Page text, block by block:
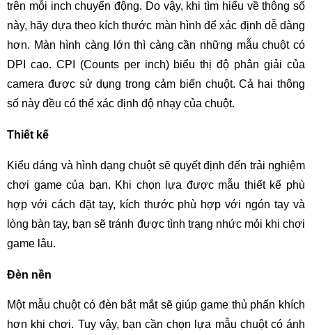
trên mỗi inch chuyển động. Do vậy, khi tìm hiểu về thông số
này, hãy dựa theo kích thước màn hình để xác định dễ dàng
hơn. Màn hình càng lớn thì càng cần những mẫu chuột có
DPI cao. CPI (Counts per inch) biểu thị độ phân giải của
camera được sử dụng trong cảm biến chuột. Cả hai thông
số này đều có thể xác định độ nhạy của chuột.
Thiết kế
Kiểu dáng và hình dạng chuột sẽ quyết định đến trải nghiệm
chơi game của bạn. Khi chọn lựa được mẫu thiết kế phù
hợp với cách đặt tay, kích thước phù hợp với ngón tay và
lòng bàn tay, bạn sẽ tránh được tình trạng nhức mỏi khi chơi
game lâu.
Đèn nền
Một mẫu chuột có đèn bắt mắt sẽ giúp game thủ phấn khích
hơn khi chơi. Tuy vậy, bạn cần chọn lựa mẫu chuột có ánh